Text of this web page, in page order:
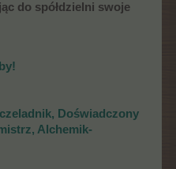
do spółdzielni swoje
Doświadczony
Alchemik-